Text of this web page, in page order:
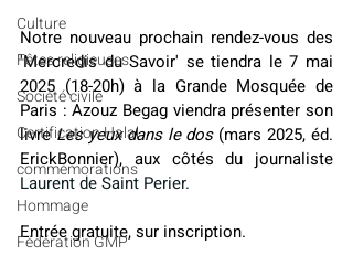
Culture
Fêtes religieuses
Société civile
Certification Halal
commémorations
Hommage
Fédération GMP
Notre nouveau prochain rendez-vous des
'Mercredis du Savoir' se tiendra le 7 mai
2025 (18-20h) à la Grande Mosquée de
Paris : Azouz Begag viendra présenter son
livre Les yeux dans le dos (mars 2025, éd.
Laurent de Saint Perier.
Entrée gratuite, sur inscription.